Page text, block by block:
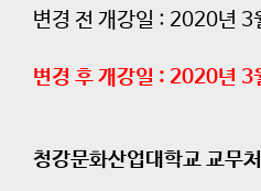
변경 전 개강일 : 2020년
변경 후 개강일 : 2020년
청강문화산업대학교 교무